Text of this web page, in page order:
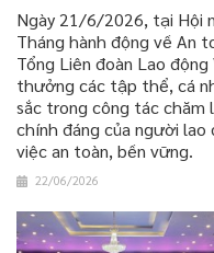
Ngày 21/6/2026, tại Hội
Tháng hành động về An
Tổng Liên đoàn Lao
thưởng các tập thể, cá
sắc trong công tác chăm
chính đáng của người
việc an toàn, bền vững.
22/06/2026